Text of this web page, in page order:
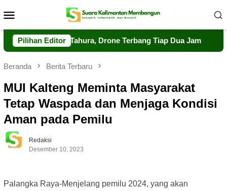
ke
Mobile
Pilihan Editor
Tahura, Drone Terbang Tiap Dua Jam
Beranda Berita Terbaru
MUI Kalteng Meminta Masyarakat
Tetap Waspada dan Menjaga Kondisi
Aman pada Pemilu
Redaksi
Desember 10, 2023
Palangka Raya-Menjelang pemilu 2024, yang akan